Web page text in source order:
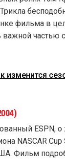
фильма в
важной частью
изменится
ESPN, о
NASCAR
Фильм